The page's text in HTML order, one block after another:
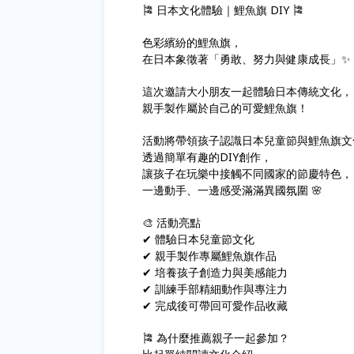
🎏 日本文化體驗｜鯉魚旗 DIY 🎏
色彩繽紛的鯉魚旗，
在日本象徵著「勇敢、努力與健康成長」✨
這次邀請大小朋友一起體驗日本傳統文化，
親手製作屬於自己的可愛鯉魚旗！
活動將帶領孩子認識日本兒童節與鯉魚旗
透過簡單有趣的DIY創作，
讓孩子在玩樂中接觸不同國家的節慶特色，
一邊動手、一邊感受滿滿異國氛圍 🌸
🎨 活動亮點
✔ 體驗日本兒童節文化
✔ 親手製作專屬鯉魚旗作品
✔ 培養孩子創造力與美感能力
✔ 訓練手部精細動作與專注力
✔ 完成後可帶回可愛作品收藏
🎏 為什麼推薦親子一起參加？